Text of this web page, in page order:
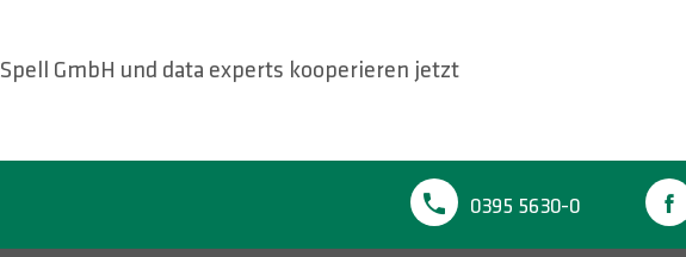
Spell GmbH und data experts kooperieren jetzt
0395 5630-0